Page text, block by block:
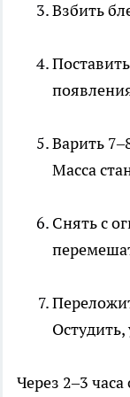
Взбить
Варить
Масса
Снять с
Через 2–3 часа